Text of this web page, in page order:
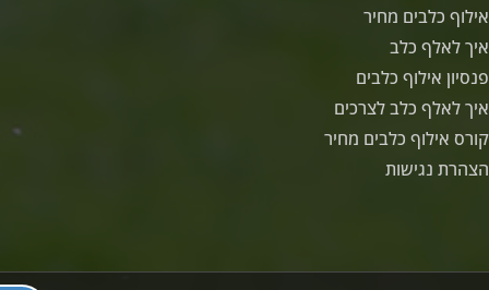
אילוף כלבים מחיר
איך לאלף כלב
פנסיון אילוף כלבים
איך לאלף כלב לצרכים
קורס אילוף כלבים מחיר
הצהרת נגישות